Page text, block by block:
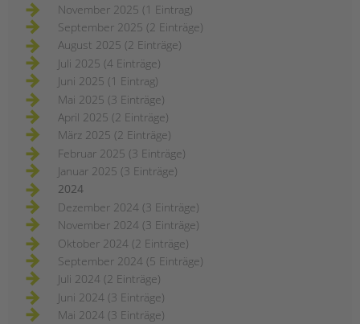
November 2025 (1 Eintrag)
September 2025 (2 Einträge)
August 2025 (2 Einträge)
Juli 2025 (4 Einträge)
Juni 2025 (1 Eintrag)
Mai 2025 (3 Einträge)
April 2025 (2 Einträge)
März 2025 (2 Einträge)
Februar 2025 (3 Einträge)
Januar 2025 (3 Einträge)
2024
Dezember 2024 (3 Einträge)
November 2024 (3 Einträge)
Oktober 2024 (2 Einträge)
September 2024 (5 Einträge)
Juli 2024 (2 Einträge)
Juni 2024 (3 Einträge)
Mai 2024 (3 Einträge)